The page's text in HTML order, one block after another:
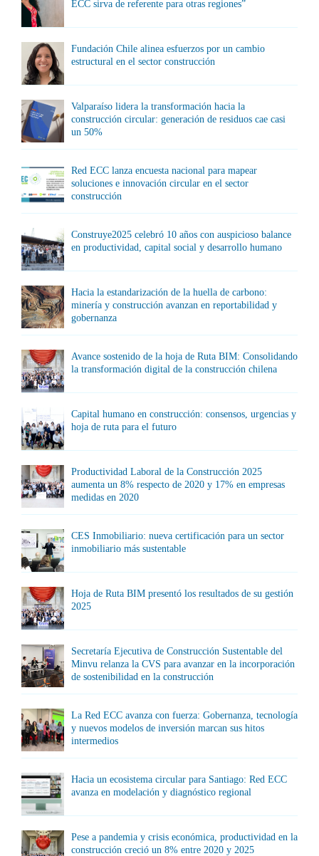
ECC sirva de referente para otras regiones”
Fundación Chile alinea esfuerzos por un cambio
estructural en el sector construcción
Valparaíso lidera la transformación hacia la
construcción circular: generación de residuos cae casi
un 50%
Red ECC lanza encuesta nacional para mapear
soluciones e innovación circular en el sector
construcción
Construye2025 celebró 10 años con auspicioso balance
en productividad, capital social y desarrollo humano
Hacia la estandarización de la huella de carbono:
minería y construcción avanzan en reportabilidad y
gobernanza
Avance sostenido de la hoja de Ruta BIM: Consolidando
la transformación digital de la construcción chilena
Capital humano en construcción: consensos, urgencias y
hoja de ruta para el futuro
Productividad Laboral de la Construcción 2025
aumenta un 8% respecto de 2020 y 17% en empresas
medidas en 2020
CES Inmobiliario: nueva certificación para un sector
inmobiliario más sustentable
Hoja de Ruta BIM presentó los resultados de su gestión
2025
Secretaría Ejecutiva de Construcción Sustentable del
Minvu relanza la CVS para avanzar en la incorporación
de sostenibilidad en la construcción
La Red ECC avanza con fuerza: Gobernanza, tecnología
y nuevos modelos de inversión marcan sus hitos
intermedios
Hacia un ecosistema circular para Santiago: Red ECC
avanza en modelación y diagnóstico regional
Pese a pandemia y crisis económica, productividad en la
construcción creció un 8% entre 2020 y 2025